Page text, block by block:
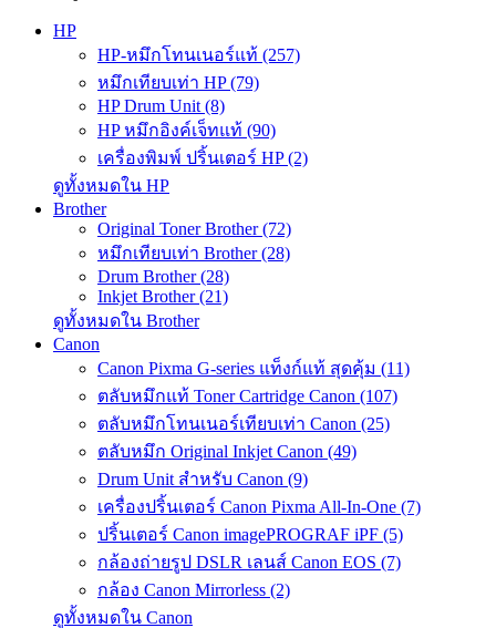
HP
HP-หมึกโทนเนอร์แท้ (257)
หมึกเทียบเท่า HP (79)
HP Drum Unit (8)
HP หมึกอิงค์เจ็ทแท้ (90)
เครื่องพิมพ์ ปริ้นเตอร์ HP (2)
ดูทั้งหมดใน HP
Brother
Original Toner Brother (72)
หมึกเทียบเท่า Brother (28)
Drum Brother (28)
Inkjet Brother (21)
ดูทั้งหมดใน Brother
Canon
Canon Pixma G-series แท็งก์แท้ สุดคุ้ม (11)
ตลับหมึกแท้ Toner Cartridge Canon (107)
ตลับหมึกโทนเนอร์เทียบเท่า Canon (25)
ตลับหมึก Original Inkjet Canon (49)
Drum Unit สำหรับ Canon (9)
เครื่องปริ้นเตอร์ Canon Pixma All-In-One (7)
ปริ้นเตอร์ Canon imagePROGRAF iPF (5)
กล้องถ่ายรูป DSLR เลนส์ Canon EOS (7)
กล้อง Canon Mirrorless (2)
ดูทั้งหมดใน Canon